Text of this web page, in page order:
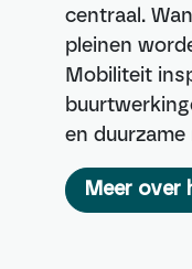
centraal.
pleinen
Mobiliteit
en
Meer over